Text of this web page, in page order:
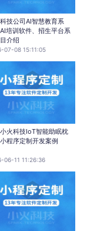
技公司AI智慧教育系
培训软件、招生平台系
介绍
07-08 15:11:05
火科技IoT智能助眠枕
程序定制开发案例
06-11 11:26:36